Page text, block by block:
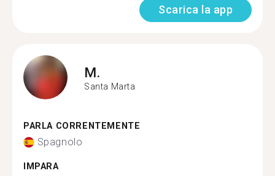
Scarica la app
M.
Santa Marta
PARLA CORRENTEMENTE
Spagnolo
IMPARA